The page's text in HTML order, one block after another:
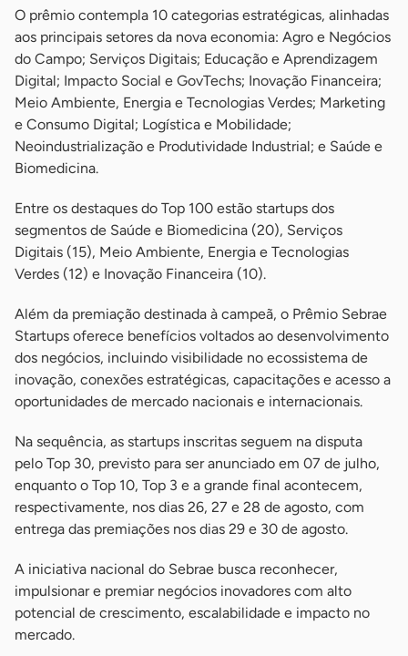
O prêmio contempla 10 categorias estratégicas, alinhadas
aos principais setores da nova economia: Agro e Negócios
do Campo; Serviços Digitais; Educação e Aprendizagem
Digital; Impacto Social e GovTechs; Inovação Financeira;
Meio Ambiente, Energia e Tecnologias Verdes; Marketing
e Consumo Digital; Logística e Mobilidade;
Neoindustrialização e Produtividade Industrial; e Saúde e
Biomedicina.
Entre os destaques do Top 100 estão startups dos
segmentos de Saúde e Biomedicina (20), Serviços
Digitais (15), Meio Ambiente, Energia e Tecnologias
Verdes (12) e Inovação Financeira (10).
Além da premiação destinada à campeã, o Prêmio Sebrae
Startups oferece benefícios voltados ao desenvolvimento
dos negócios, incluindo visibilidade no ecossistema de
inovação, conexões estratégicas, capacitações e acesso a
oportunidades de mercado nacionais e internacionais.
Na sequência, as startups inscritas seguem na disputa
pelo Top 30, previsto para ser anunciado em 07 de julho,
enquanto o Top 10, Top 3 e a grande final acontecem,
respectivamente, nos dias 26, 27 e 28 de agosto, com
entrega das premiações nos dias 29 e 30 de agosto.
A iniciativa nacional do Sebrae busca reconhecer,
impulsionar e premiar negócios inovadores com alto
potencial de crescimento, escalabilidade e impacto no
mercado.